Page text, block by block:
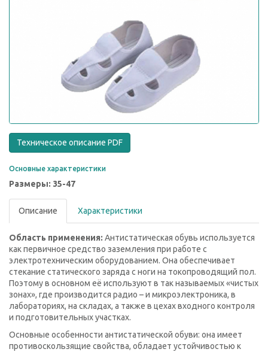
Техническое описание PDF
Основные характеристики
Размеры: 35-47
Описание Характеристики
Область применения: Антистатическая обувь используется
как первичное средство заземления при работе с
электротехническим оборудованием. Она обеспечивает
стекание статического заряда с ноги на токопроводящий пол.
Поэтому в основном её используют в так называемых «чистых
зонах», где производится радио – и микроэлектроника, в
лабораториях, на складах, а также в цехах входного контроля
и подготовительных участках.
Основные особенности антистатической обуви: она имеет
противоскользящие свойства, обладает устойчивостью к